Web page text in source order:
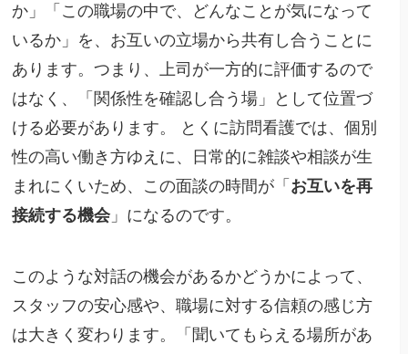
か」「この職場の中で、どんなことが気になって
いるか」を、お互いの立場から共有し合うことに
あります。つまり、上司が一方的に評価するので
はなく、「関係性を確認し合う場」として位置づ
ける必要があります。 とくに訪問看護では、個別
性の高い働き方ゆえに、日常的に雑談や相談が生
まれにくいため、この面談の時間が「 お互いを再
接続する機会」になるのです。
このような対話の機会があるかどうかによって、
スタッフの安心感や、職場に対する信頼の感じ方
は大きく変わります。「聞いてもらえる場所があ